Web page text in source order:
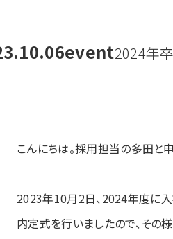
event2024年
こんにちは。採用担当の多田と申
2023年10月2日、2024年度に
内定式を行いましたので、その